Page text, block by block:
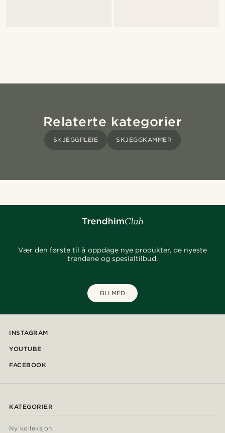
Relaterte kategorier
SKJEGGPLEIE SKJEGGKAMMER
Vær den første til å oppdage nye produkter, de nyeste
trendene og spesialtilbud.
BLI MED
INSTAGRAM
YOUTUBE
FACEBOOK
KATEGORIER
Ny kolleksjon